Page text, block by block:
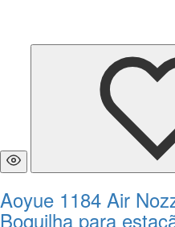
Aoyue 1184 Air
Boquilha para